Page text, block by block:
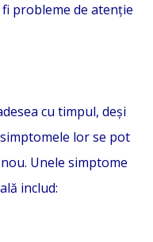
probleme de atenție
cu timpul, deși
lor se pot
Unele simptome
includ: